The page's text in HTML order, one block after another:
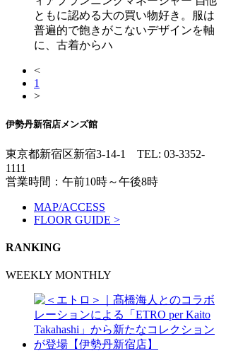
ともに認める大の買い物好き。服は
普遍的で飽きがこないデザインを軸
に、古着からハ
<
1
>
伊勢丹新宿店メンズ館
東京都新宿区新宿3-14-1 TEL: 03-3352-
1111
営業時間：午前10時～午後8時
MAP/ACCESS
FLOOR GUIDE >
RANKING
WEEKLY MONTHLY